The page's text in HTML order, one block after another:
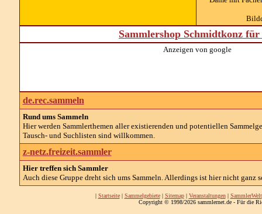
Sammlershop Schmidtkonz
Anzeigen von google
de.rec.sammeln
Rund ums Sammeln
Hier werden Sammlerthemen aller existierenden und potentiellen
Tausch- und Suchlisten sind willkommen.
z-netz.freizeit.sammler
Hier treffen sich Sammler
Auch diese Gruppe dreht sich ums Sammeln. Allerdings ist hier nicht ganz
| Startseite| Sammelgebiete| Sitemap| Veranstaltungen| SammlerWelt
Copyright © 1998/2026 sammlernet.de - Für die